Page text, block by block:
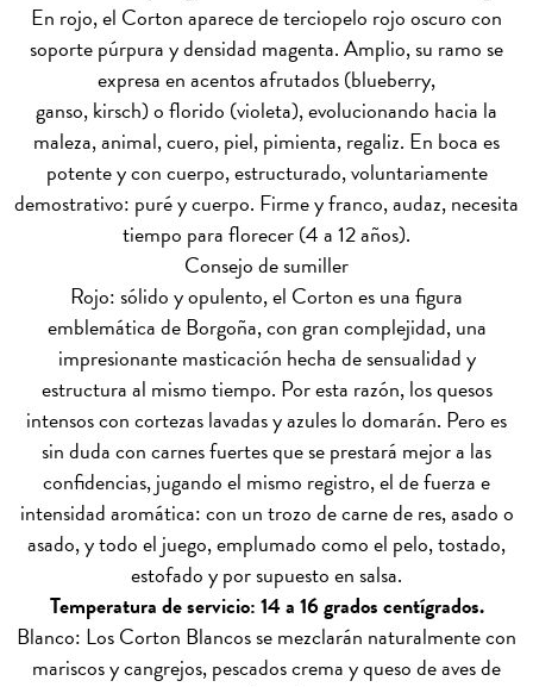
En rojo, el Corton aparece de terciopelo rojo oscuro con
soporte púrpura y densidad magenta. Amplio, su ramo se
expresa en acentos afrutados (blueberry,
ganso, kirsch) o florido (violeta), evolucionando hacia la
maleza, animal, cuero, piel, pimienta, regaliz. En boca es
potente y con cuerpo, estructurado, voluntariamente
demostrativo: puré y cuerpo. Firme y franco, audaz, necesita
tiempo para florecer (4 a 12 años).
Consejo de sumiller
Rojo: sólido y opulento, el Corton es una figura
emblemática de Borgoña, con gran complejidad, una
impresionante masticación hecha de sensualidad y
estructura al mismo tiempo. Por esta razón, los quesos
intensos con cortezas lavadas y azules lo domarán. Pero es
sin duda con carnes fuertes que se prestará mejor a las
confidencias, jugando el mismo registro, el de fuerza e
intensidad aromática: con un trozo de carne de res, asado o
asado, y todo el juego, emplumado como el pelo, tostado,
estofado y por supuesto en salsa.
Temperatura de servicio: 14 a 16 grados centígrados.
Blanco: Los Corton Blancos se mezclarán naturalmente con
mariscos y cangrejos, pescados crema y queso de aves de